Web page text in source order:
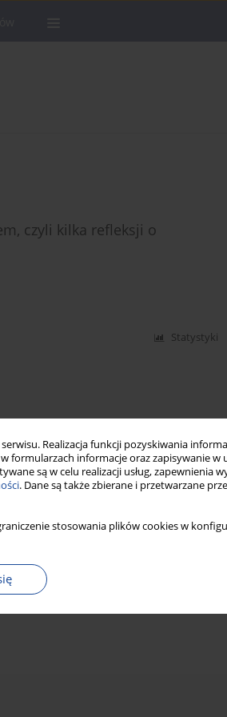
Realizacja funkcji pozyskiwania
formularzach informacje oraz zapisywanie w
są w celu realizacji usług, zapewnienia
. Dane są także zbierane i przetwarzane
stosowania plików cookies w
czyli kilka refleksji o
Statystyki